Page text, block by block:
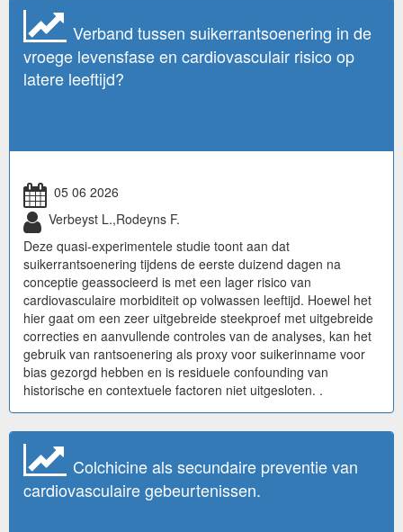
Verband tussen suikerrantsoenering in de
vroege levensfase en cardiovasculair risico op
latere leeftijd?
05 06 2026
Verbeyst L.,Rodeyns F.
Deze quasi-experimentele studie toont aan dat
suikerrantsoenering tijdens de eerste duizend dagen na
conceptie geassocieerd is met een lager risico van
cardiovasculaire morbiditeit op volwassen leeftijd. Hoewel het
hier gaat om een zeer uitgebreide steekproef met uitgebreide
correcties en aanvullende controles van de analyses, kan het
gebruik van rantsoenering als proxy voor suikerinname voor
bias gezorgd hebben en is residuele confounding van
historische en contextuele factoren niet uitgesloten. .
Colchicine als secundaire preventie van
cardiovasculaire gebeurtenissen.